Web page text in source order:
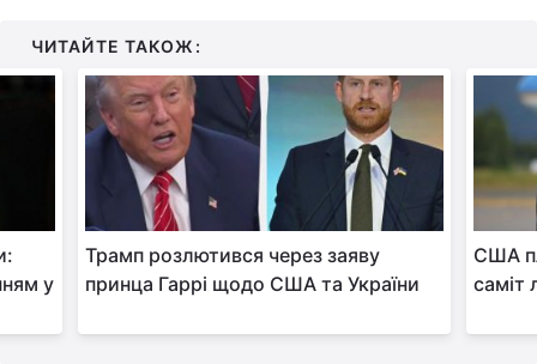
ЧИТАЙТЕ ТАКОЖ:
у
Трамп розлютився через заяву
принца Гаррі щодо США та України
США
саміт